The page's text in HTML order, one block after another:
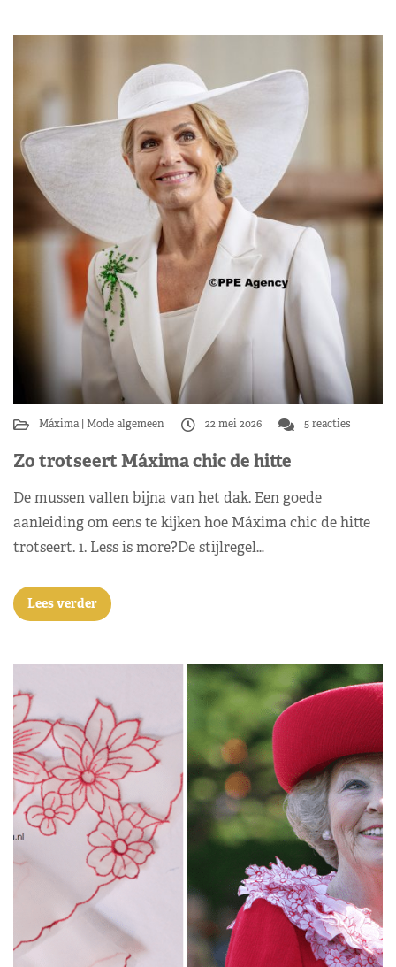
Máxima Mode algemeen 22 mei 2026 5 reacties
Zo trotseert Máxima chic de hitte
De mussen vallen bijna van het dak. Een goede
aanleiding om eens te kijken hoe Máxima chic de hitte
trotseert. 1. Less is more?De stijlregel…
Lees verder